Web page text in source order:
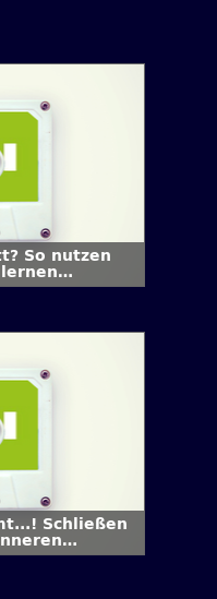
So nutzen
Schließen